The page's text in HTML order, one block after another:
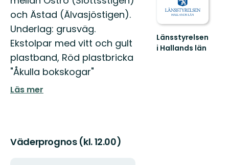
och Ästad (Älvasjöstigen).
Underlag: grusväg.
Ekstolpar med vitt och gult
plastband, Röd plastbricka
"Åkulla bokskogar"
Läs mer
Väderprognos (kl. 12.00)
Länsstyrelsen
i Hallands län